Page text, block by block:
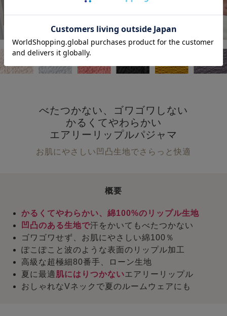
べたつかない、ゴワゴワしない
かるくてやわらかい
エアリーリップルパジャマ
お肌にやさしい凹凸生地でさらっと快適
概要
かるくてやわらかい、綿100%のリップル生地
凹凸のある生地で汗をかいてもべたつかない
ゴワゴワせず、お肌にやさしい綿100％
ぽこぽこと波のような表面のリップル加工
高級な超極細80番手、ローン生地
夏に最適肌にはりつかないエアリーリップル
おしゃれなVネックで夏のルームウェアにも